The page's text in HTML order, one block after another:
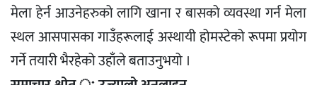
मेला हेर्न आउनेहरुको लागि खाना र बासको व्यवस्था गर्न मेला
स्थल आसपासका गाउँहरूलाई अस्थायी होमस्टेको रूपमा प्रयोग
गर्ने तयारी भैरहेको उहाँले बताउनुभयो ।